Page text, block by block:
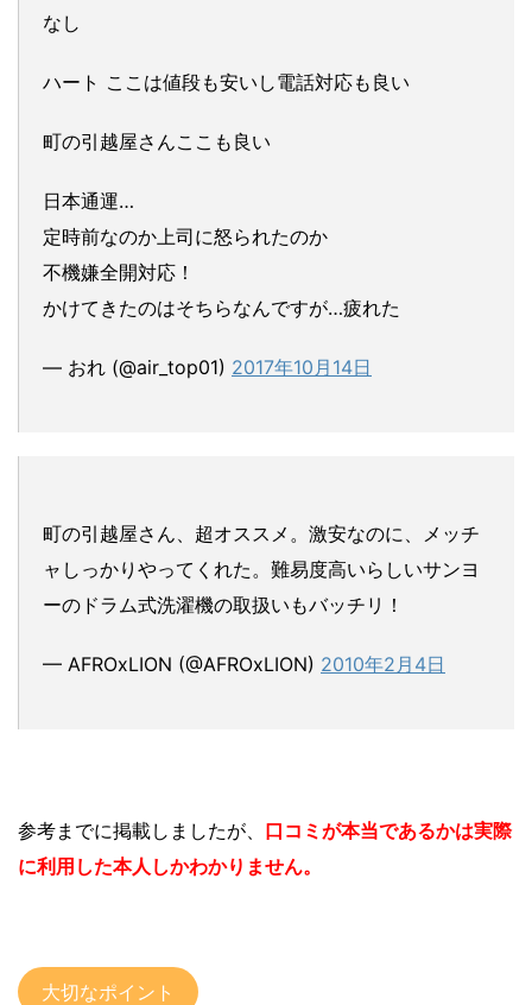
なし
ハート ここは値段も安いし電話対応も良い
町の引越屋さんここも良い
日本通運…
定時前なのか上司に怒られたのか
不機嫌全開対応！
かけてきたのはそちらなんですが…疲れた
— おれ (@air_top01) 2017年10月14日
町の引越屋さん、超オススメ。激安なのに、メッチ
ャしっかりやってくれた。難易度高いらしいサンヨ
ーのドラム式洗濯機の取扱いもバッチリ！
— AFROxLION (@AFROxLION) 2010年2月4日
参考までに掲載しましたが、 口コミが本当であるかは実際
に利用した本人しかわかりません。
大切なポイント